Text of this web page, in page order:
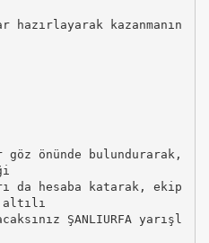
kazanmanın
önünde bulundurarak,
da hesaba katarak, ekip
altılı
ŞANLIURFA yarışl